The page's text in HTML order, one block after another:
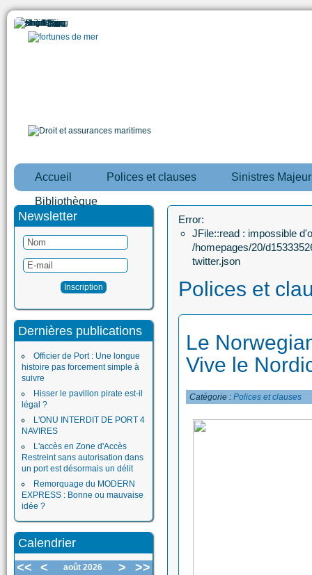
Accueil Polices et clauses Sinistres
Bibliothèque
Newsletter
Dernières publications
Officier de Port : Une longue
histoire pas forcement simple à
suivre
Hisser le pavillon pirate est-il
légal ?
L'ONU INTERDIT DE PORT 4
NAVIRES
L'accès en Zone d'Accès
Restreint sans autorisation dans
un port est désormais un délit
Remorquage du MODERN
EXPRESS : Bonne ou mauvaise
idée ?
Calendrier
<<
< août 2026 > >>
Error:
JFile::read : impossible
/homepages/20/
twitter.json
Polices et
Le
Vive le
Catégorie :Polices et clauses